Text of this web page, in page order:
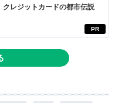
PR
レジットカードの都市伝説